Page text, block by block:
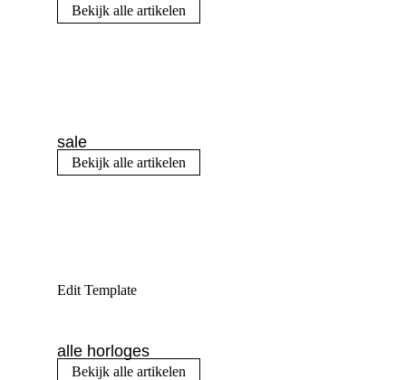
Bekijk alle artikelen
sale
Bekijk alle artikelen
Edit Template
alle horloges
Bekijk alle artikelen